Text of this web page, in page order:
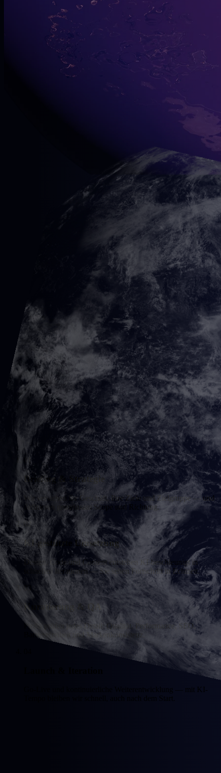
01
Briefing & Strategie
Wir verstehen Ihr Geschäft, Ihre Ziele und Zielgruppe — und
definieren gemeinsam Scope und Richtung.
02
KI-gestützte Umsetzung
Design, Code und Content entstehen KI-beschleunigt in
schnellen Iterationen — Sie sehen Fortschritt in Echtzeit.
03
Kuratierung & QA
Profis prüfen jedes Detail: Qualität, Performance, SEO,
Barrierefreiheit und Markenkonsistenz.
Go-Live und kontinuierliche Weiterentwicklung — mit KI-